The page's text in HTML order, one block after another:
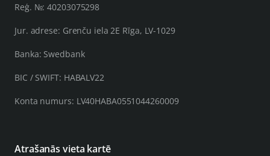
Reģ. №: 40203075298
Jur. adrese: Grenču iela 2E Rīga, LV-1029
Banka: Swedbank
BIC / SWIFT: HABALV22
Konta numurs: LV40HABA0551044260009
Atrašanās vieta kartē